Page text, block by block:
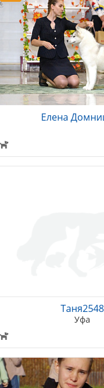
Елена
Таня2548
Уфа